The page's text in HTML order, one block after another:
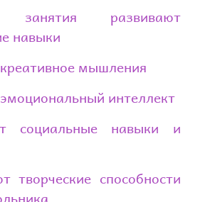
развивают
навыки
мышления
интеллект
социальные навыки и
творческие способности